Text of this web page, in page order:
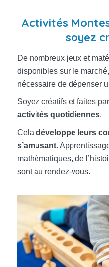
Activités
soyez
De nombreux jeux et
disponibles sur le
nécessaire de dépenser
Soyez créatifs et faites
activités quotidiennes.
Cela développe leurs
s’amusant.
mathématiques, de
sont au rendez-vous.